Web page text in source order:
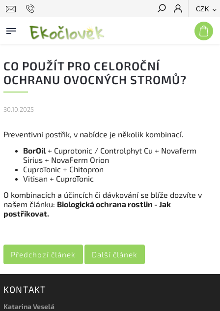
CZK
Hledat
CO POUŽÍT PRO CELOROČNÍ
OCHRANU OVOCNÝCH STROMŮ?
30.10.2025
Preventivní postřik, v nabídce je několik kombinací.
BorOil + Cuprotonic / Controlphyt Cu + Novaferm
Sirius + NovaFerm Orion
CuproTonic + Chitopron
Vitisan + CuproTonic
O kombinacích a účincích či dávkování se blíže dozvíte v
našem článku: Biologická ochrana rostlin - Jak
postřikovat.
Předchozí článek Další článek
KONTAKT
Katarina Veselá